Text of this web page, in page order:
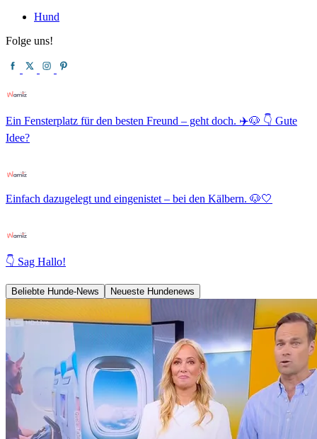
Hund
Folge uns!
Ein Fensterplatz für den besten Freund – geht doch. ✈️🐶 👇 Gute
Idee?
Einfach dazugelegt und eingenistet – bei den Kälbern. 🐶🤍
👇 Sag Hallo!
Beliebte Hunde-News Neueste Hundenews